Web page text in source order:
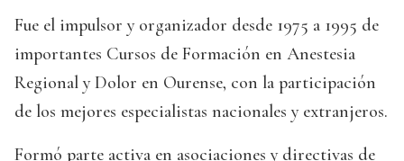
Fue el impulsor y organizador desde 1975 a 1995 de
importantes Cursos de Formación en Anestesia
Regional y Dolor en Ourense, con la participación
de los mejores especialistas nacionales y extranjeros.
Formó parte activa en asociaciones y directivas de